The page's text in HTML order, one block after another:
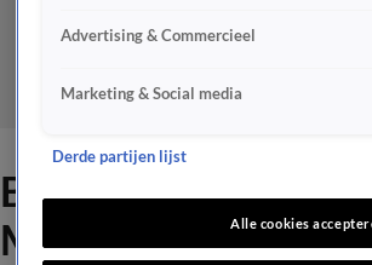
Bizarste onthulling
Masked Singer ooit!
Advertising & Commercieel
Marketing & Social media
Derde partijen lijst
Alle cookies